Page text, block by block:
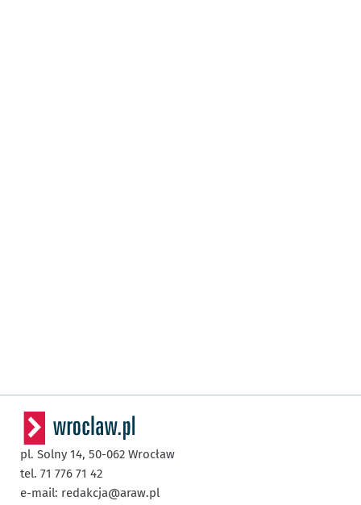
pl. Solny 14, 50-062 Wrocław
tel. 71 776 71 42
e-mail: redakcja@araw.pl